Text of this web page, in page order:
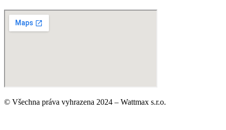
© Všechna práva vyhrazena 2024 – Wattmax s.r.o.